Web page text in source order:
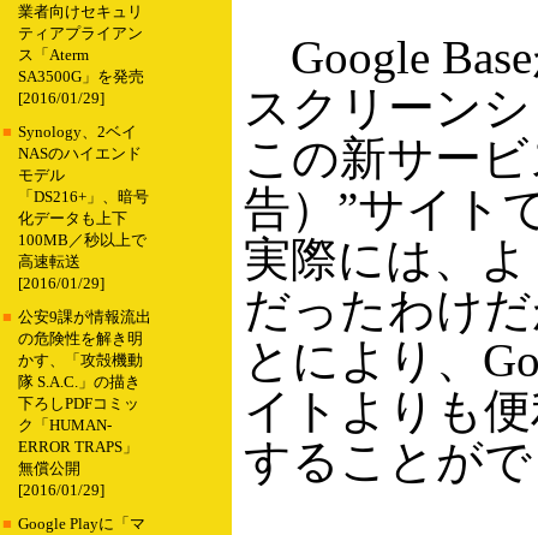
業者向けセキュリ
ティアプライアン
ス「Aterm
SA3500G」を発売
[2016/01/29]
■ Synology、2ベイ
NASのハイエンド
モデル
「DS216+」、暗号
化データも上下
100MB／秒以上で
高速転送
[2016/01/29]
■ 公安9課が情報流出
の危険性を解き明
かす、「攻殻機動
隊 S.A.C.」の描き
下ろしPDFコミッ
ク「HUMAN-
ERROR TRAPS」
無償公開
[2016/01/29]
■ Google Playに「マ
Google
スクリーン
この新サー
告）”サイト
実際には、
だったわけ
とにより、
イトよりも
することが